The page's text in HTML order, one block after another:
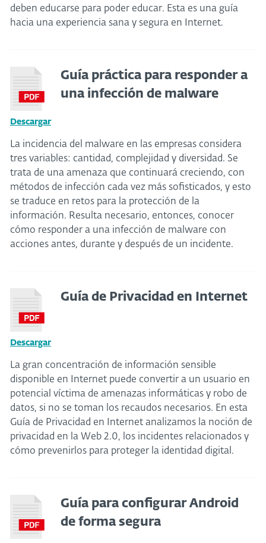
deben educarse para poder educar. Esta es una guía
hacia una experiencia sana y segura en Internet.
Descargar
Guía práctica para responder a
una infección de malware
La incidencia del malware en las empresas considera
tres variables: cantidad, complejidad y diversidad. Se
trata de una amenaza que continuará creciendo, con
métodos de infección cada vez más sofisticados, y esto
se traduce en retos para la protección de la
información. Resulta necesario, entonces, conocer
cómo responder a una infección de malware con
acciones antes, durante y después de un incidente.
Descargar
Guía de Privacidad en Internet
La gran concentración de información sensible
disponible en Internet puede convertir a un usuario en
potencial víctima de amenazas informáticas y robo de
datos, si no se toman los recaudos necesarios. En esta
Guía de Privacidad en Internet analizamos la noción de
privacidad en la Web 2.0, los incidentes relacionados y
cómo prevenirlos para proteger la identidad digital.
Guía para configurar Android
de forma segura